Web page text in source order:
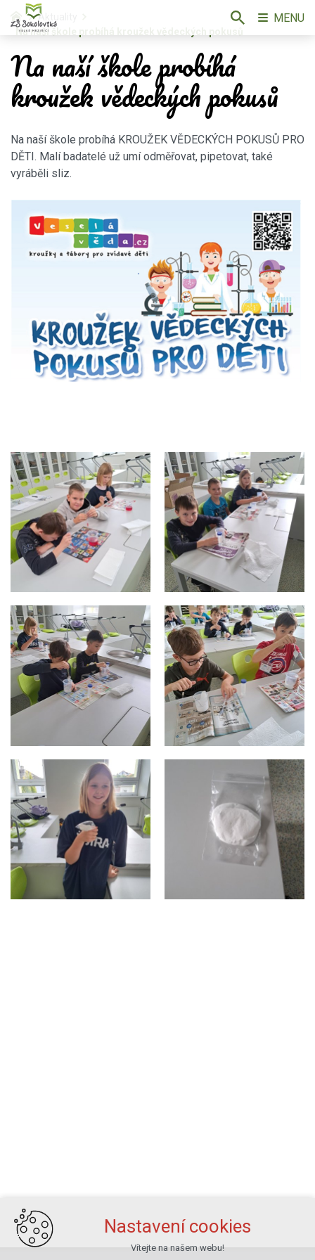
Aktuality
Na naší škole probíhá kroužek vědeckých pokusů
Na naší škole probíhá
kroužek vědeckých pokusů
Na naší škole probíhá KROUŽEK VĚDECKÝCH POKUSŮ PRO
DĚTI. Malí badatelé už umí odměřovat, pipetovat, také
vyráběli sliz.
MENU
Nastavení cookies
Vítejte na našem webu!